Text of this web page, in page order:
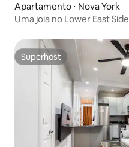
Apartamento ⋅ Nova York
Uma joia no Lower East Side
Superhost
Superhost